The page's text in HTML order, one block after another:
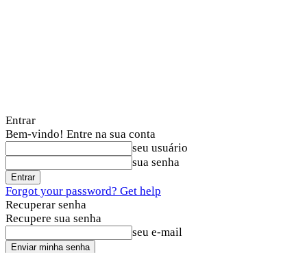
Entrar
Bem-vindo! Entre na sua conta
seu usuário
sua senha
Forgot your password? Get help
Recuperar senha
Recupere sua senha
seu e-mail